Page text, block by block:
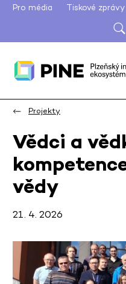
Pro média Tiskové zprávy
Projekty
Vědci a
vědy
21. 4. 2026